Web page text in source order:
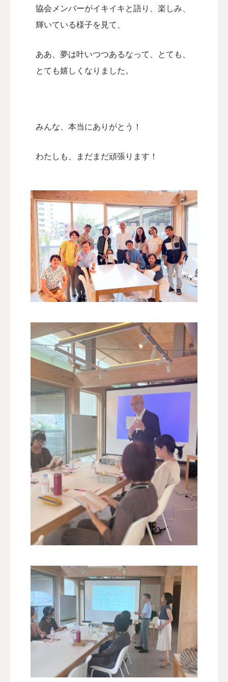
協会メンバーがイキイキと語り、楽しみ、
輝いている様子を見て、
ああ、夢は叶いつつあるなって、
とても、
とても嬉しくなりました。
みんな、本当にありがとう！
わたしも、まだまだ頑張ります！